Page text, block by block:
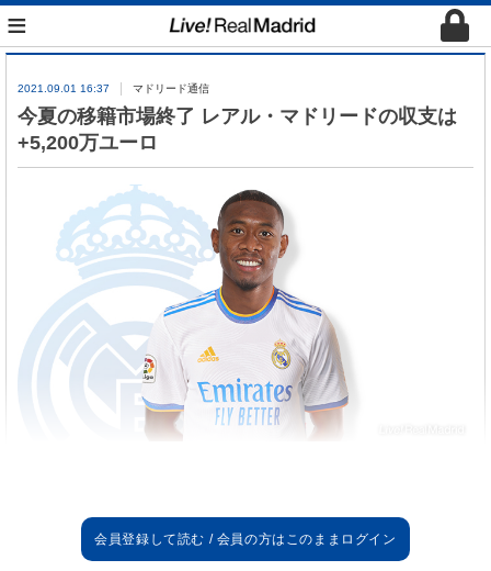
≡
2021.09.01 16:37 マドリード通信
今夏の移籍市場終了 レアル・マドリードの収支は
+5,200万ユーロ
マドリーは今夏、2選手を補強した。アラバをバイエ